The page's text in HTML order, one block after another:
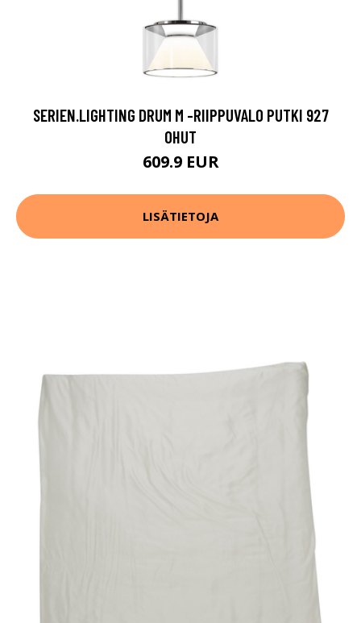
SERIEN.LIGHTING DRUM M -RIIPPUVALO PUTKI 927
OHUT
609.9 EUR
LISÄTIETOJA